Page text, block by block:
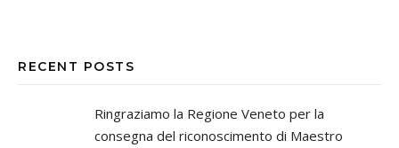
RECENT POSTS
Ringraziamo la Regione Veneto per la
consegna del riconoscimento di Maestro